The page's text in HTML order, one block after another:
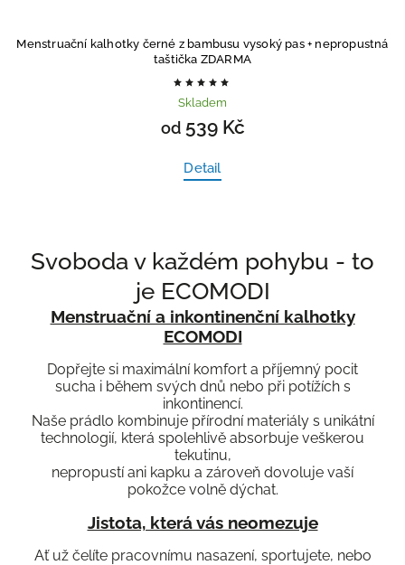
kalhotky černé z bambusu vysoký pas+ nepropustná
taštička ZDARMA
Skladem
od539 Kč
Detail
Svoboda v každém pohybu - to
je ECOMODI
Menstruační a inkontinenční kalhotky
ECOMODI
Dopřejte si maximální komfort a příjemný pocit
sucha i během svých dnů nebo při potížích s
inkontinencí.
Naše prádlo kombinuje přírodní materiály s unikátní
technologií, která spolehlivě absorbuje veškerou
tekutinu,
nepropustí ani kapku a zároveň dovoluje vaší
pokožce volně dýchat.
Jistota, která vás neomezuje
Ať už čelíte pracovnímu nasazení, sportujete, nebo